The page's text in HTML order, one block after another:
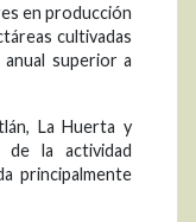
en producción
cultivadas
superior a
La Huerta y
de la actividad
principalmente